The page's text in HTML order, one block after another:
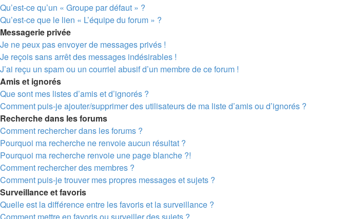
Qu’est-ce qu’un « Groupe par défaut » ?
Qu’est-ce que le lien « L’équipe du forum » ?
Messagerie privée
Je ne peux pas envoyer de messages privés !
Je reçois sans arrêt des messages indésirables !
J’ai reçu un spam ou un courriel abusif d’un membre de ce forum !
Amis et ignorés
Que sont mes listes d’amis et d’ignorés ?
Comment puis-je ajouter/supprimer des utilisateurs de ma liste d’amis ou d’ignorés ?
Recherche dans les forums
Comment rechercher dans les forums ?
Pourquoi ma recherche ne renvoie aucun résultat ?
Pourquoi ma recherche renvoie une page blanche ?!
Comment rechercher des membres ?
Comment puis-je trouver mes propres messages et sujets ?
Surveillance et favoris
Quelle est la différence entre les favoris et la surveillance ?